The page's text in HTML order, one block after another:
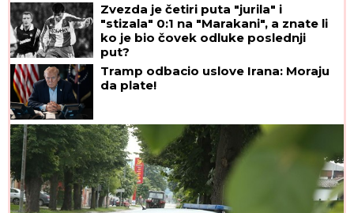
Zvezda je četiri puta "jurila" i
"stizala" 0:1 na "Marakani", a znate li
ko je bio čovek odluke poslednji
put?
Tramp odbacio uslove Irana: Moraju
da plate!